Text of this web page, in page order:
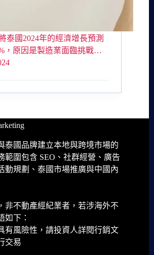
泰國2024年的經濟增長預測
，原因是製造業面臨挑戰…
泰國品牌建立本地與跨境市場的
範圍包含 SEO、社群經營、廣告
動規劃、泰國市場推廣與中國內
非不動產經紀業者，若涉海外不
如下：
有風險性，請投資人詳閱行銷文
交易